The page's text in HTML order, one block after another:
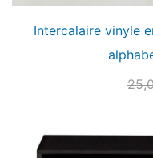
Intercalaire vinyle